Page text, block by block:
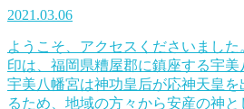
2021.03.06
ようこそ、アクセスくださいまし
印は、福岡県糟屋郡に鎮座する宇美
宇美八幡宮は神功皇后が応神天皇
るため、地域の方々から安産の神